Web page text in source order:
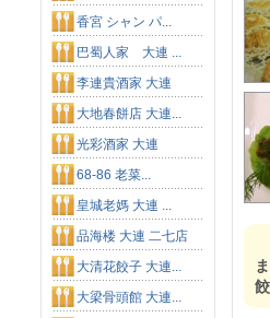
香宮 シャン パ...
巴蜀人家 大連 ...
李連貴酒家 大連
大地春餅店 大連...
光彩酒家 大連
68-86 老菜...
皇城老媽 大連 ...
品海楼 大連 二七店
大清花餃子 大連...
大梁骨頭館 大連...